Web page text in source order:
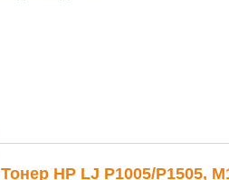
Тонер HP LJ P1005/P1505,